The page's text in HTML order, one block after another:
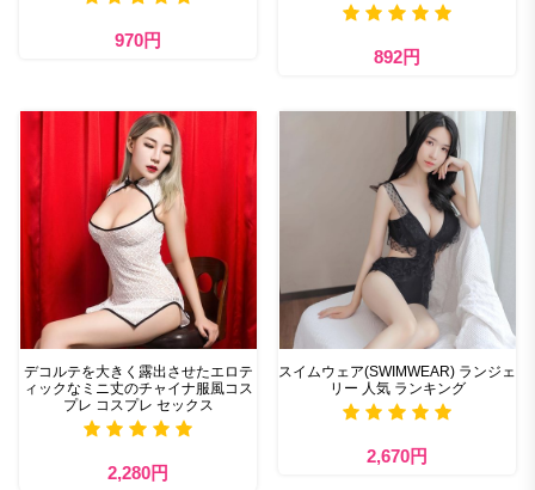
970円
892円
デコルテを大きく露出させたエロテ
ィックなミニ丈のチャイナ服風コス
プレ コスプレ セックス
2,280円
スイムウェア(SWIMWEAR) ランジェ
リー 人気 ランキング
2,670円